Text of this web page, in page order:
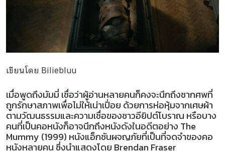
เขียนโดย Biliebluu
เมื่อพูดถึงมัมมี่ เชื่อว่าผู้อ่านหลายคนก็คงจะนึกถึงซากศพที่
ถูกรักษาสภาพเพื่อไม่ให้เน่าเปื่อย ด้วยการห่อหุ้มจากเศษผ้า
ตามวัฒนธรรมและความเชื่อของชาวอียิปต์โบราณ หรือบาง
คนที่เป็นคอหนังก็อาจนึกถึงหนังดังในอดีตอย่าง The
Mummy (1999) หนังแอ็กชันผจญภัยที่เป็นที่จดจำของคอ
หนังหลายคน ซึ่งนำแสดงโดย Brendan Fraser